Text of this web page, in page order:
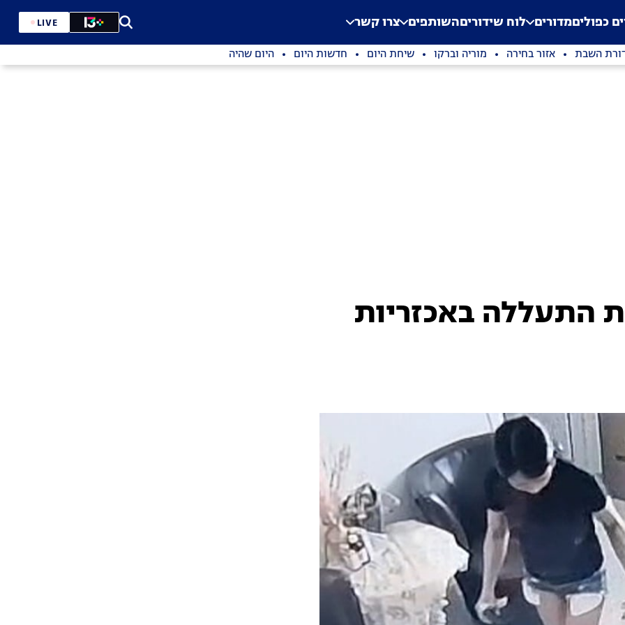
Application error: a
. כפוליםמדורים לוח שידוריםהשותפים צרו קשר LIVE
השבת אזור בחירה מוריה וברקו שיחת היום חדשות היום היום שהיה
התעללה באכזריות